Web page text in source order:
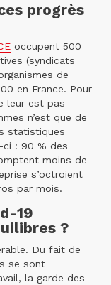
progrès
occupent 500
(syndicats
de
en France. Pour
leur est pas
n’est que de
statistiques
ci : 90 % des
moins de
s’octroient
par mois.
19
?
Du fait de
se sont
la garde des